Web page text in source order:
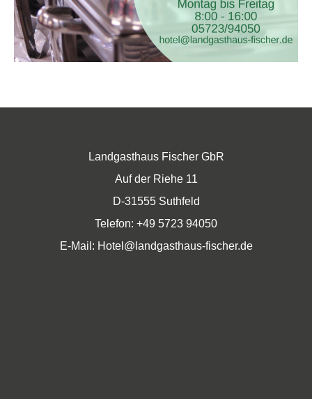
Landgasthaus Fischer GbR
Auf der Riehe 11
D-31555 Suthfeld
Telefon: +49 5723 94050
E-Mail: Hotel@landgasthaus-fischer.de